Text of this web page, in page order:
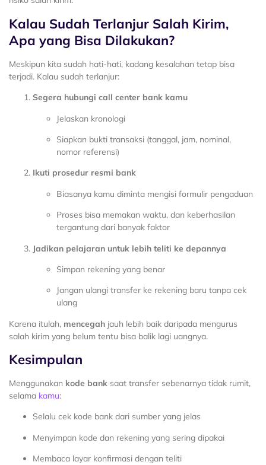
Kalau Sudah Terlanjur Salah Kirim,
Apa yang Bisa Dilakukan?
Meskipun kita sudah hati-hati, kadang kesalahan tetap bisa
terjadi. Kalau sudah terlanjur:
Segera hubungi call center bank kamu
Jelaskan kronologi
Siapkan bukti transaksi (tanggal, jam, nominal,
nomor referensi)
Ikuti prosedur resmi bank
Biasanya kamu diminta mengisi formulir pengaduan
Proses bisa memakan waktu, dan keberhasilan
tergantung dari banyak faktor
Jadikan pelajaran untuk lebih teliti ke depannya
Simpan rekening yang benar
Jangan ulangi transfer ke rekening baru tanpa cek
ulang
Karena itulah, mencegah jauh lebih baik daripada mengurus
salah kirim yang belum tentu bisa balik lagi uangnya.
Kesimpulan
Menggunakan kode bank saat transfer sebenarnya tidak rumit,
selama kamu:
Selalu cek kode bank dari sumber yang jelas
Menyimpan kode dan rekening yang sering dipakai
Membaca layar konfirmasi dengan teliti